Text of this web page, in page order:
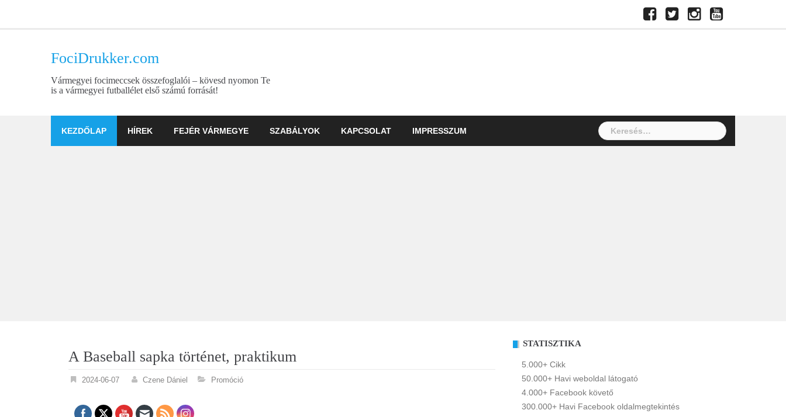
Facebook
TwitterInstagramYoutube
FociDrukker.com
Vármegyei focimeccsek összefoglalói – kövesd nyomon Te
is a vármegyei futballélet első számú forrását!
KEZDŐLAP HÍREK FEJÉR VÁRMEGYE SZABÁLYOK KAPCSOLAT IMPRESSZUM Keresés:
A Baseball sapka történet, praktikum
2024-06-07 Czene Dániel Promóció
STATISZTIKA
5.000+ Cikk
50.000+ Havi weboldal látogató
4.000+ Facebook követő
300.000+ Havi Facebook oldalmegtekintés